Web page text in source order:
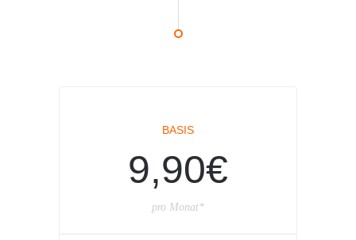
BASIS
9,90€
pro Monat*